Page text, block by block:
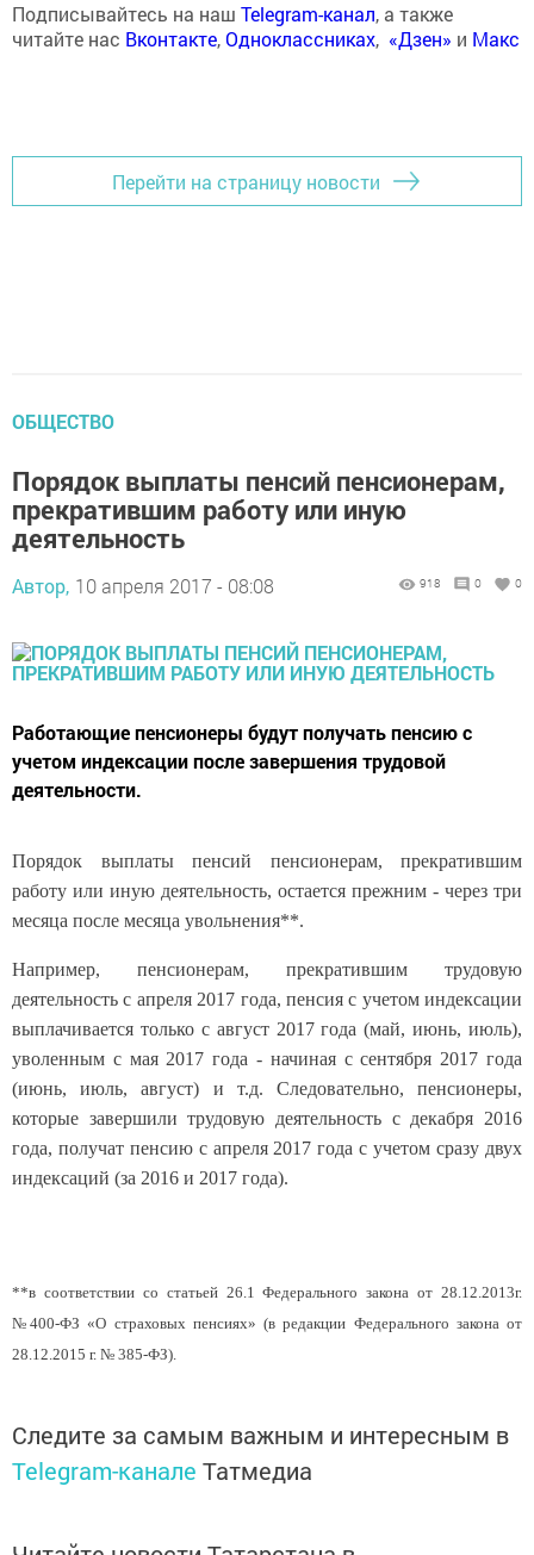
Подписывайтесь на наш Telegram-канал, а также
читайте нас Вконтакте,Одноклассниках, «Дзен» и Макс
Перейти на страницу новости
ОБЩЕСТВО
Порядок выплаты пенсий пенсионерам,
прекратившим работу или иную
деятельность
Автор, 10 апреля 2017 - 08:08 918 0 0
Работающие пенсионеры будут получать пенсию с
учетом индексации после завершения трудовой
деятельности.
Порядок выплаты пенсий пенсионерам, прекратившим
работу или иную деятельность, остается прежним - через три
месяца после месяца увольнения**.
Например, пенсионерам, прекратившим трудовую
деятельность с апреля 2017 года, пенсия с учетом индексации
выплачивается только с август 2017 года (май, июнь, июль),
уволенным с мая 2017 года - начиная с сентября 2017 года
(июнь, июль, август) и т.д. Следовательно, пенсионеры,
которые завершили трудовую деятельность с декабря 2016
года, получат пенсию с апреля 2017 года с учетом сразу двух
индексаций (за 2016 и 2017 года).
**в соответствии со статьей 26.1 Федерального закона от 28.12.2013г.
№400-ФЗ «О страховых пенсиях» (в редакции Федерального закона от
28.12.2015 г. № 385-ФЗ).
Следите за самым важным и интересным в
Telegram-канале Татмедиа